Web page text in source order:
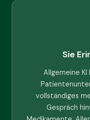
Sie
Allgemeine
vollständiges
Gespräch